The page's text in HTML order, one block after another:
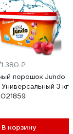
1 380 ₽
порошок Jundo
3 кг
В корзину